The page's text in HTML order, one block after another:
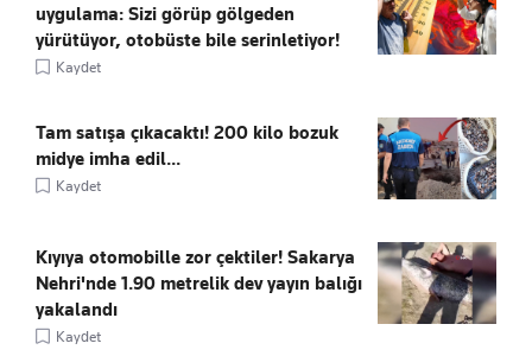
uygulama: Sizi görüp gölgeden
yürütüyor, otobüste bile serinletiyor!
Kaydet
Tam satışa çıkacaktı! 200 kilo bozuk
midye imha edil...
Kaydet
Kıyıya otomobille zor çektiler! Sakarya
Nehri'nde 1.90 metrelik dev yayın balığı
yakalandı
Kaydet